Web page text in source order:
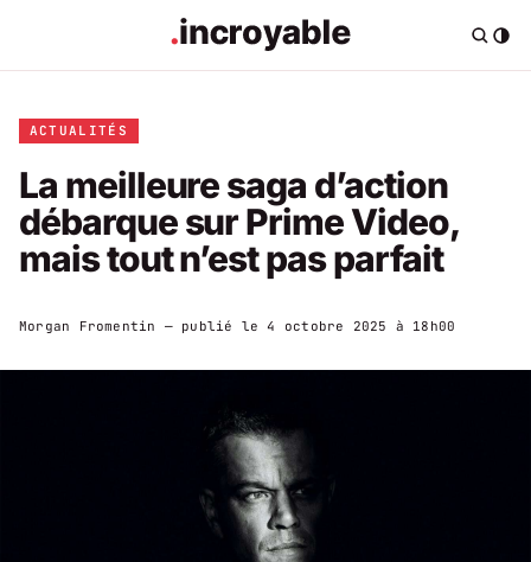
ACTUALITÉS
La meilleure saga d’action
débarque sur Prime Video,
mais tout n’est pas parfait
Morgan Fromentin — publié le4 octobre 2025 à 18h00